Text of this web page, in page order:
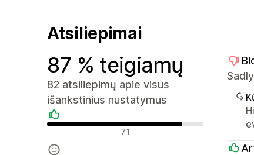
Atsiliepimai
87 % teigiamų
82 atsiliepimų apie visus
išankstinius nustatymus
Teigiami atsiliepimai
71